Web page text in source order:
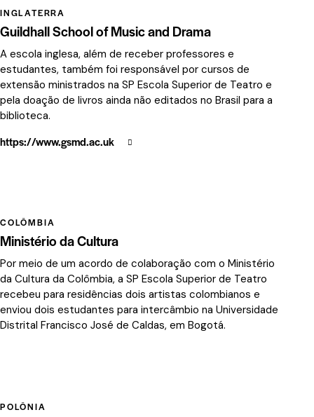
INGLATERRA
Guildhall School of Music and Drama
A escola inglesa, além de receber professores e
estudantes, também foi responsável por cursos de
extensão ministrados na SP Escola Superior de Teatro e
pela doação de livros ainda não editados no Brasil para a
biblioteca.
https://www.gsmd.ac.uk
COLÔMBIA
Ministério da Cultura
Por meio de um acordo de colaboração com o Ministério
da Cultura da Colômbia, a SP Escola Superior de Teatro
recebeu para residências dois artistas colombianos e
enviou dois estudantes para intercâmbio na Universidade
Distrital Francisco José de Caldas, em Bogotá.
POLÔNIA